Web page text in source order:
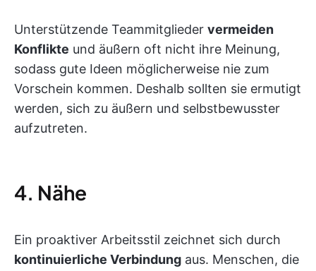
Unterstützende Teammitglieder vermeiden
Konflikte und äußern oft nicht ihre Meinung,
sodass gute Ideen möglicherweise nie zum
Vorschein kommen. Deshalb sollten sie ermutigt
werden, sich zu äußern und selbstbewusster
aufzutreten.
4. Nähe
Ein proaktiver Arbeitsstil zeichnet sich durch
kontinuierliche Verbindung aus. Menschen, die